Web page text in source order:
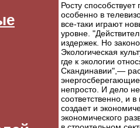
Росту
особенно в
все-таки играют
уровне.
издержек. Но
Экологическая
где к экологии
Скандинавии",—
непросто. И дело
соответственно, и
создает и
экономического